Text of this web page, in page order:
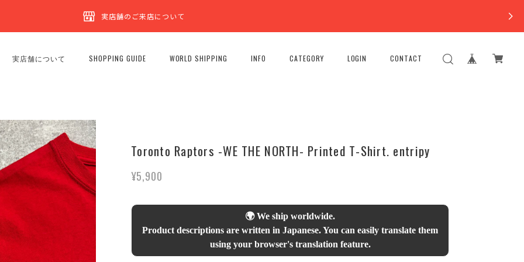
実店舗のご来店について
実店舗について SHOPPING GUIDE WORLD SHIPPING INFO CATEGORY LOGIN CONTACT
Toronto Raptors -WE THE NORTH- Printed T-Shirt. entripy
¥5,900
🌍 We ship worldwide.
Product descriptions are written in Japanese. You can easily translate them
using your browser's translation feature.